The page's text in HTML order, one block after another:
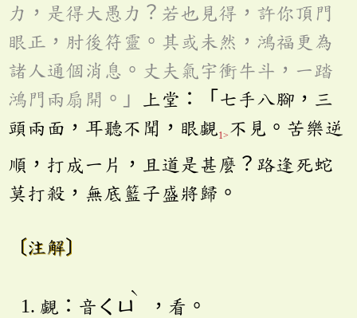
力，是得大愚力？若也見得，許你頂門
眼正，肘後符靈。其或未然，鴻福更為
諸人通個消息。丈夫氣宇衝牛斗，一踏
鴻門兩扇開。」
上堂：「七手八腳，三
頭兩面，耳聽不聞，眼覷1> 不見。苦樂逆
順，打成一片，且道是甚麼？路逢死蛇
莫打殺，無底籃子盛將歸。
〔注解〕
覷：音 ㄑㄩ
ˋ
，看。